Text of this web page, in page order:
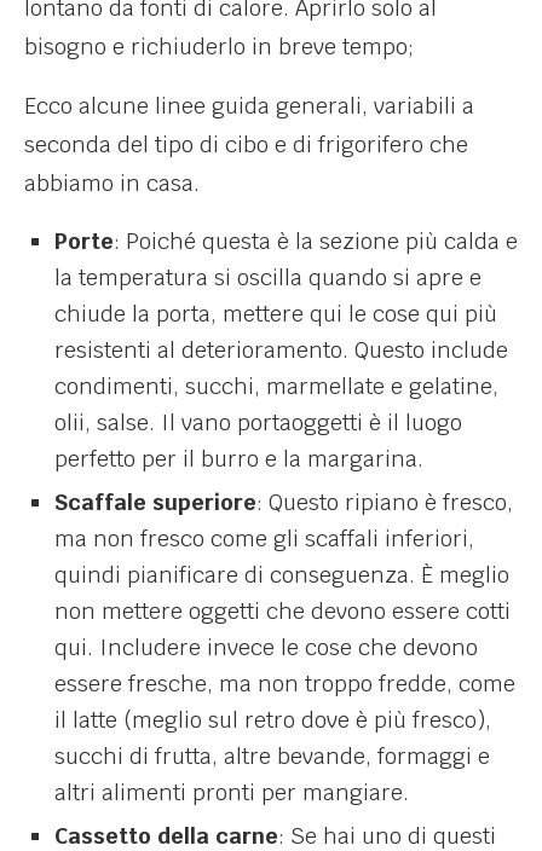
lontano da fonti di calore. Aprirlo solo al
bisogno e richiuderlo in breve tempo;
Ecco alcune linee guida generali, variabili a
seconda del tipo di cibo e di frigorifero che
abbiamo in casa.
Porte: Poiché questa è la sezione più calda e
la temperatura si oscilla quando si apre e
chiude la porta, mettere qui le cose qui più
resistenti al deterioramento. Questo include
condimenti, succhi, marmellate e gelatine,
olii, salse. Il vano portaoggetti è il luogo
perfetto per il burro e la margarina.
Scaffale superiore: Questo ripiano è fresco,
ma non fresco come gli scaffali inferiori,
quindi pianificare di conseguenza. È meglio
non mettere oggetti che devono essere cotti
qui. Includere invece le cose che devono
essere fresche, ma non troppo fredde, come
il latte (meglio sul retro dove è più fresco),
succhi di frutta, altre bevande, formaggi e
altri alimenti pronti per mangiare.
Cassetto della carne: Se hai uno di questi